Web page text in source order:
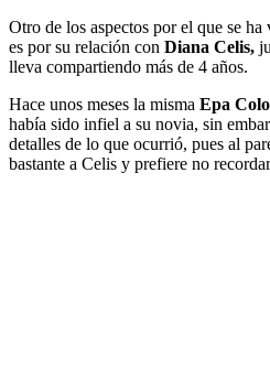
Otro de los aspectos por el que se
es por su relación con Diana Celis,
lleva compartiendo más de 4 años.
Hace unos meses la misma Epa
había sido infiel a su novia, sin
detalles de lo que ocurrió, pues al
bastante a Celis y prefiere no